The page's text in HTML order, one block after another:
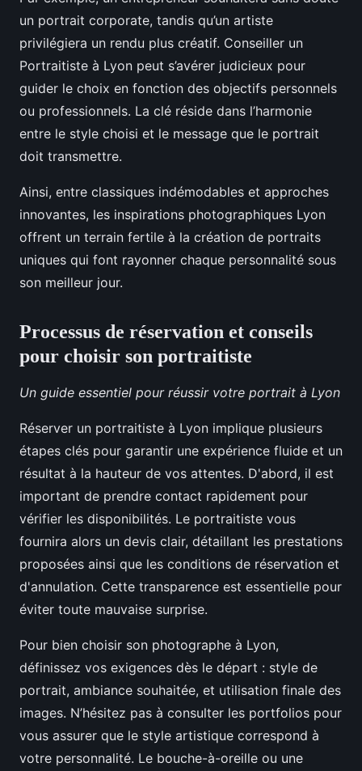
un portrait corporate, tandis qu’un artiste
privilégiera un rendu plus créatif. Conseiller un
Portraitiste à Lyon peut s’avérer judicieux pour
guider le choix en fonction des objectifs personnels
ou professionnels. La clé réside dans l’harmonie
entre le style choisi et le message que le portrait
doit transmettre.
Ainsi, entre classiques indémodables et approches
innovantes, les inspirations photographiques Lyon
offrent un terrain fertile à la création de portraits
uniques qui font rayonner chaque personnalité sous
son meilleur jour.
Processus de réservation et conseils
pour choisir son portraitiste
Un guide essentiel pour réussir votre portrait à Lyon
Réserver un portraitiste à Lyon implique plusieurs
étapes clés pour garantir une expérience fluide et un
résultat à la hauteur de vos attentes. D'abord, il est
important de prendre contact rapidement pour
vérifier les disponibilités. Le portraitiste vous
fournira alors un devis clair, détaillant les prestations
proposées ainsi que les conditions de réservation et
d'annulation. Cette transparence est essentielle pour
éviter toute mauvaise surprise.
Pour bien choisir son photographe à Lyon,
définissez vos exigences dès le départ : style de
portrait, ambiance souhaitée, et utilisation finale des
images. N’hésitez pas à consulter les portfolios pour
vous assurer que le style artistique correspond à
votre personnalité. Le bouche-à-oreille ou une